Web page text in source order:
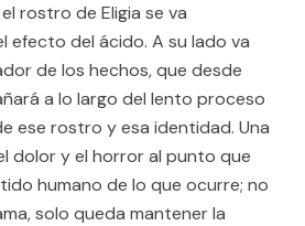
rostro de Eligia se va
efecto del ácido. A su lado va
de los hechos, que desde
a lo largo del lento proceso
ese rostro y esa identidad. Una
dolor y el horror al punto que
humano de lo que ocurre; no
solo queda mantener la